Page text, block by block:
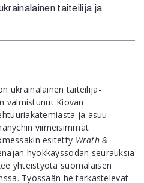
taiteilija ja
ukrainalainen taiteilija-
valmistunut Kiovan
ja asuu
viimeisimmät
esitetty Wrath &
hyökkäyssodan seurauksia
yhteistyötä suomalaisen
Työssään he tarkastelevat